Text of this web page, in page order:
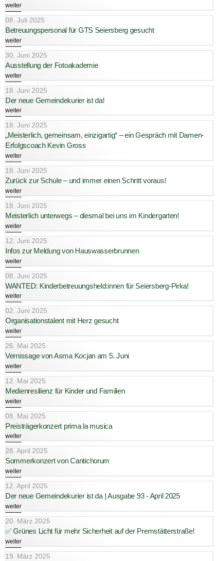
weiter
08. Juli 2025
Betreuungspersonal für GTS Seiersberg gesucht
weiter
30. Juni 2025
Ausstellung der Fotoakademie
weiter
18. Juni 2025
Der neue Gemeindekurier ist da!
weiter
18. Juni 2025
„Meisterlich, gemeinsam, einzigartig“ – ein Gespräch mit Damen-
Erfolgscoach Kevin Gross
weiter
18. Juni 2025
Zurück zur Schule – und immer einen Schritt voraus!
weiter
18. Juni 2025
Meisterlich unterwegs – diesmal bei uns im Kindergarten!
weiter
12. Juni 2025
Infos zur Meldung von Hauswasserbrunnen
weiter
08. Juni 2025
WANTED: Kinderbetreuungsheld:innen für Seiersberg-Pirka!
weiter
02. Juni 2025
Organisationstalent mit Herz gesucht
weiter
26. Mai 2025
Vernissage von Asma Kocjan am 5. Juni
weiter
12. Mai 2025
Medienresilienz für Kinder und Familien
weiter
08. Mai 2025
Preisträgerkonzert prima la musica
weiter
28. April 2025
Sommerkonzert von Cantichorum
weiter
12. April 2025
Der neue Gemeindekurier ist da | Ausgabe 93 - April 2025
weiter
20. März 2025
✅ Grünes Licht für mehr Sicherheit auf der Premstätterstraße!
weiter
19. März 2025